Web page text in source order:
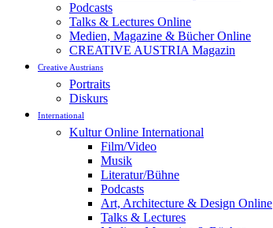
Podcasts
Talks & Lectures Online
Medien, Magazine & Bücher Online
CREATIVE AUSTRIA Magazin
Creative Austrians
Portraits
Diskurs
International
Kultur Online International
Film/Video
Musik
Literatur/Bühne
Podcasts
Art, Architecture & Design Online
Talks & Lectures